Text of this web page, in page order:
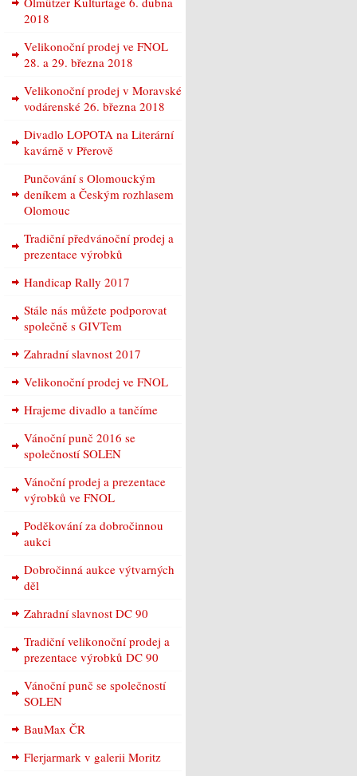
2018
Velikonoční prodej ve FNOL
28. a 29. března 2018
Velikonoční prodej v Moravské
vodárenské 26. března 2018
Divadlo LOPOTA na Literární
kavárně v Přerově
Punčování s Olomouckým
deníkem a Českým rozhlasem
Olomouc
Tradiční předvánoční prodej a
prezentace výrobků
Handicap Rally 2017
Stále nás můžete podporovat
společně s GIVTem
Zahradní slavnost 2017
Velikonoční prodej ve FNOL
Hrajeme divadlo a tančíme
Vánoční punč 2016 se
společností SOLEN
Vánoční prodej a prezentace
výrobků ve FNOL
Poděkování za dobročinnou
aukci
Dobročinná aukce výtvarných
děl
Zahradní slavnost DC 90
Tradiční velikonoční prodej a
prezentace výrobků DC 90
Vánoční punč se společností
SOLEN
BauMax ČR
Flerjarmark v galerii Moritz